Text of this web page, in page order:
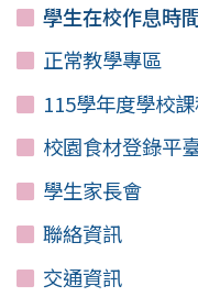
學生在校作息時
正常教學專區
115學年度學校
校園食材登錄平
學生家長會
聯絡資訊
交通資訊